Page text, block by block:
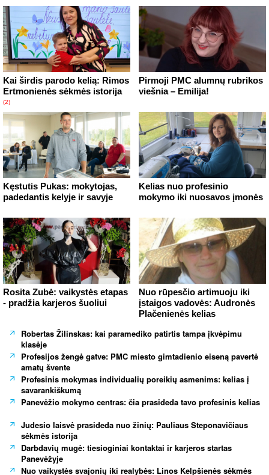
Kai širdis parodo kelią: Rimos
Ertmonienės sėkmės istorija
(2)
Pirmoji PMC alumnų rubrikos
viešnia – Emilija!
Kęstutis Pukas: mokytojas,
padedantis kelyje ir savyje
Kelias nuo profesinio
mokymo iki nuosavos įmonės
Rosita Zubė: vaikystės etapas
- pradžia karjeros šuoliui
Nuo rūpesčio artimuoju iki
įstaigos vadovės: Audronės
Plačenienės kelias
Robertas Žilinskas: kai paramediko patirtis tampa įkvėpimu
klasėje
Profesijos žengė gatve: PMC miesto gimtadienio eiseną pavertė
amatų švente
Profesinis mokymas individualių poreikių asmenims: kelias į
savarankiškumą
Panevėžio mokymo centras: čia prasideda tavo profesinis kelias
Judesio laisvė prasideda nuo žinių: Pauliaus Steponavičiaus
sėkmės istorija
Darbdavių mugė: tiesioginiai kontaktai ir karjeros startas
Panevėžyje
Nuo vaikystės svajonių iki realybės: Linos Kelpšienės sėkmės